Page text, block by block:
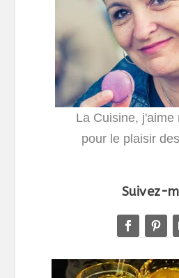
La Cuisine, j'aime
pour le plaisir
Suivez-